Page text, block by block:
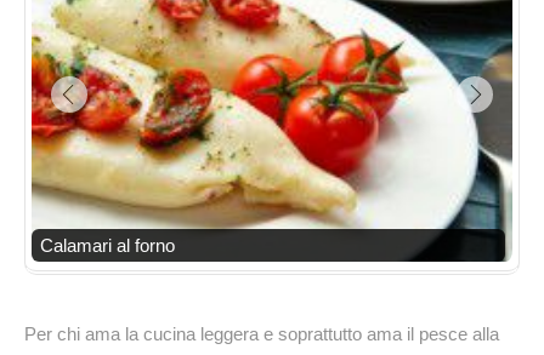
Calamari al forno
Per chi ama la cucina leggera e soprattutto ama il pesce alla